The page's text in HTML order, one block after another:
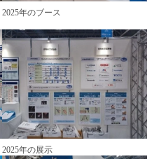
2025年のブース
2025年の展示